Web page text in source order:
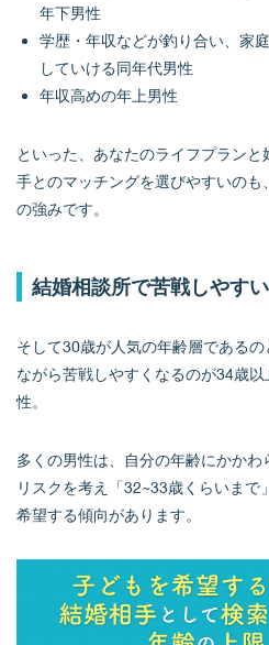
年下男性
学歴・年収などが釣り合い、家
していける同年代男性
年収高めの年上男性
といった、あなたのライフプランと
手とのマッチングを選びやすいのも
の強みです。
結婚相談所で苦戦しやす
そして30歳が人気の年齢層である
ながら苦戦しやすくなるのが34歳
性。
多くの男性は、自分の年齢にかかわ
リスクを考え「32~33歳くらいまで
希望する傾向があります。